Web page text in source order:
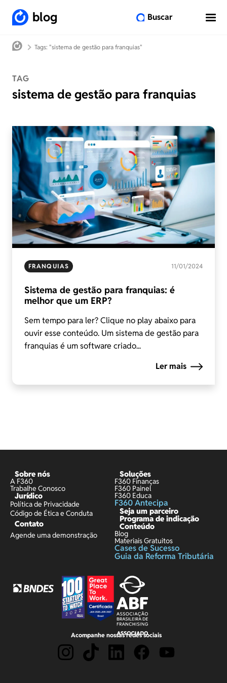
blog Buscar
Tags: "sistema de gestão para franquias"
TAG
sistema de gestão para franquias
FRANQUIAS 11/01/2024
Sistema de gestão para franquias: é
melhor que um ERP?
Sem tempo para ler? Clique no play abaixo para
ouvir esse conteúdo. Um sistema de gestão para
franquias é um software criado...
Ler mais
Sobre nós
A F360
Trabalhe Conosco
Jurídico
Política de Privacidade
Código de Ética e Conduta
Contato
Agende uma demonstração
Soluções
F360 Finanças
F360 Painel
F360 Educa
F360 Antecipa
Seja um parceiro
Programa de indicação
Conteúdo
Blog
Materiais Gratuitos
Cases de Sucesso
Guia da Reforma Tributária
Acompanhe nossas redes sociais